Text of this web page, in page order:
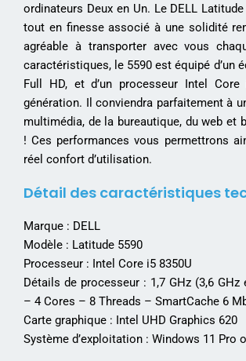
ordinateurs Deux en Un. Le DELL
tout en finesse associé à une solidité
agréable à transporter avec vous
caractéristiques, le 5590 est équipé d’un
Full HD, et d’un processeur Intel
génération. Il conviendra parfaitement à
multimédia, de la bureautique, du web et
! Ces performances vous permettrons
réel confort d’utilisation.
Détail des caractéristiques
Marque : DELL
Modèle : Latitude 5590
Processeur : Intel Core i5 8350U
Détails de processeur : 1,7 GHz (3,6 GHz
– 4 Cores – 8 Threads – SmartCache 6
Carte graphique : Intel UHD Graphics 620
Système d’exploitation : Windows 11 Pro